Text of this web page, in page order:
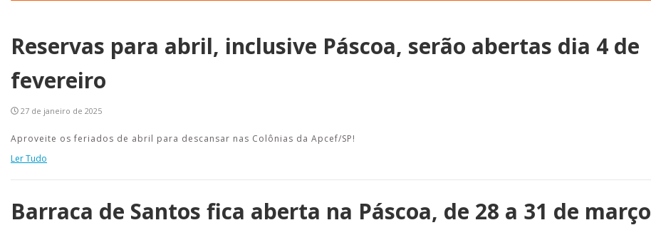
Reservas para abril, inclusive Páscoa, serão abertas dia 4 de
fevereiro
27 de janeiro de 2025
Aproveite os feriados de abril para descansar nas Colônias da Apcef/SP!
Ler Tudo
Barraca de Santos fica aberta na Páscoa, de 28 a 31 de março